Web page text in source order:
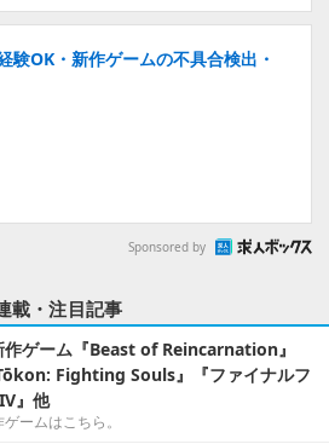
験OK・新作ゲームの不具合検出・
Sponsored by
載・注目記事
作ゲーム『Beast of Reincarnation』
Fighting Souls』『ファイナルフ
』他
ームはこちら。